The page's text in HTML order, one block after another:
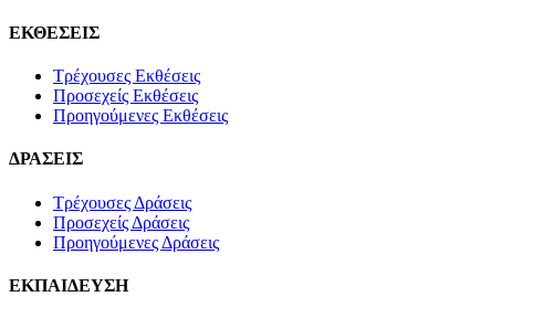
ΕΚΘΕΣΕΙΣ
Τρέχουσες Εκθέσεις
Προσεχείς Εκθέσεις
Προηγούμενες Εκθέσεις
ΔΡΑΣΕΙΣ
Τρέχουσες Δράσεις
Προσεχείς Δράσεις
Προηγούμενες Δράσεις
ΕΚΠΑΙΔΕΥΣΗ